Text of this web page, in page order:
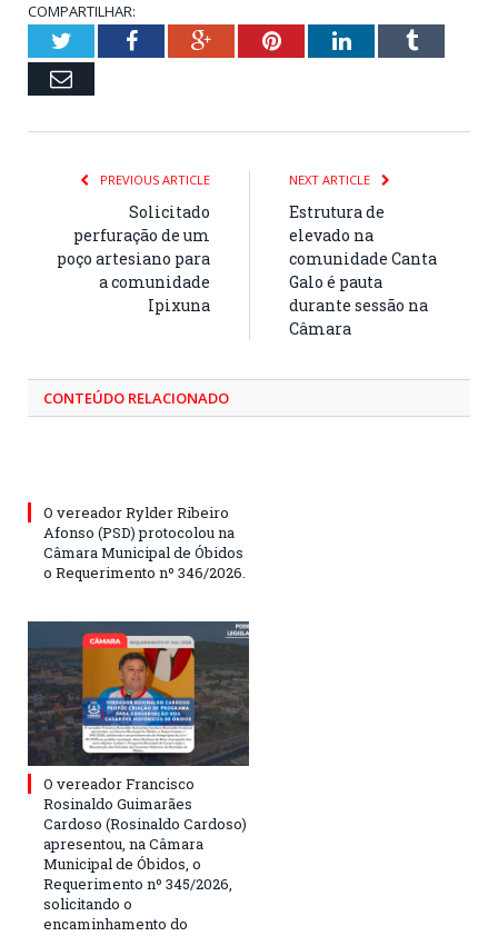
COMPARTILHAR:
TwitterFacebookGoogle+PinterestLinkedInTumblr
Email
PREVIOUS ARTICLE
Solicitado
perfuração de um
poço artesiano para
a comunidade
Ipixuna
NEXT ARTICLE
Estrutura de
elevado na
comunidade Canta
Galo é pauta
durante sessão na
Câmara
CONTEÚDO RELACIONADO
O vereador Rylder Ribeiro
Afonso (PSD) protocolou na
Câmara Municipal de Óbidos
o Requerimento nº 346/2026.
O vereador Francisco
Rosinaldo Guimarães
Cardoso (Rosinaldo Cardoso)
apresentou, na Câmara
Municipal de Óbidos, o
Requerimento nº 345/2026,
solicitando o
encaminhamento do